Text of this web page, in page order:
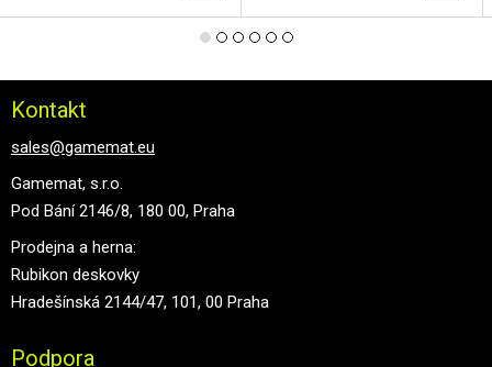
Kontakt
sales@gamemat.eu
Gamemat, s.r.o.
Pod Bání 2146/8, 180 00, Praha
Prodejna a herna:
Rubikon deskovky
Hradešínská 2144/47, 101, 00 Praha
Podpora